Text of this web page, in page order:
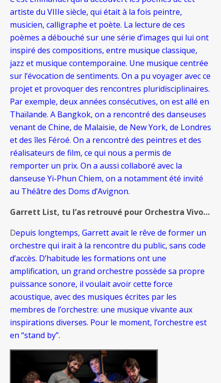
artiste du VIIIe siècle, qui était à la fois peintre,
musicien, calligraphe et poète. La lecture de ces
poèmes a débouché sur une série d’images qui lui ont
inspiré des compositions, entre musique classique,
jazz et musique contemporaine. Une musique centrée
sur l’évocation de sentiments. On a pu voyager avec ce
projet et provoquer des rencontres pluridisciplinaires.
Par exemple, deux années consécutives, on est allé en
Thaïlande. A Bangkok, on a rencontré des danseuses
venant de Chine, de Malaisie, de New York, de Londres
et des îles Féroé. On a rencontré des peintres et des
réalisateurs de film, ce qui nous a permis de
remporter un prix. On a aussi collaboré avec la
danseuse Yi-Phun Chiem, on a notamment été invité
au Théâtre des Doms d’Avignon.
Garrett List, tu l’as retrouvé pour Orchestra Vivo…
Depuis longtemps, Garrett avait le rêve de former un
orchestre qui irait à la rencontre du public, sans code
d’accès. D’habitude les formations ont une
amplification, un grand orchestre possède sa propre
puissance sonore, il voulait avoir cette force
acoustique, avec des musiques écrites par les
membres de l’orchestre: une musique vivante aux
inspirations diverses. Pour le moment, l’orchestre est
en “stand by”.